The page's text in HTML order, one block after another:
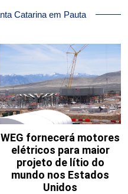
Catarina em Pauta
WEG fornecerá motores
elétricos para maior
projeto de lítio do
mundo nos Estados
Unidos